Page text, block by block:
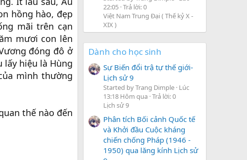
hồng hào, đẹp
mãi trên cạn
mươi con lên
đóng đô ở
lấy hiệu là Hùng
mình thường
thế nào đến
22:05 Trả lời: 0
Việt Nam Trung Đại ( Thế kỷ X -
XIX )
Dành cho học sinh
Sự Biến đổi trậ tự thế giới-
Lịch sử 9
Started by Trang Dimple Lúc
13:18 Hôm qua Trả lời: 0
Lịch sử 9
Phân tích Bối cảnh Quốc tế
và Khởi đầu Cuộc kháng
chiến chống Pháp (1946 -
1950) qua lăng kính Lịch sử